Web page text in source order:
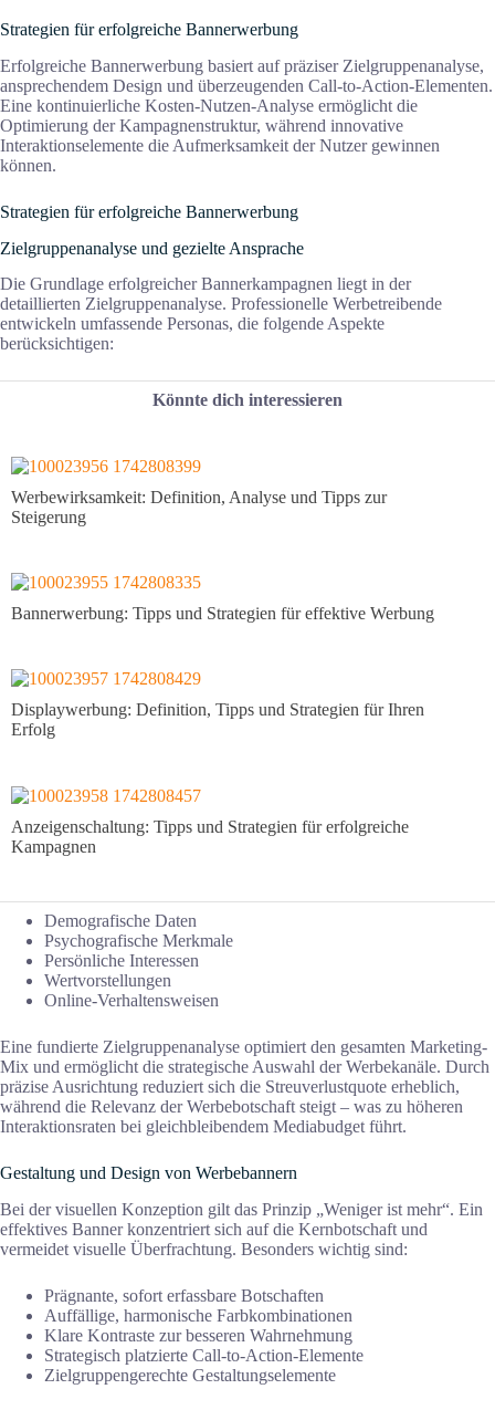
Strategien für erfolgreiche Bannerwerbung
Erfolgreiche Bannerwerbung basiert auf präziser Zielgruppenanalyse,
ansprechendem Design und überzeugenden Call-to-Action-Elementen.
Eine kontinuierliche Kosten-Nutzen-Analyse ermöglicht die
Optimierung der Kampagnenstruktur, während innovative
Interaktionselemente die Aufmerksamkeit der Nutzer gewinnen
können.
Strategien für erfolgreiche Bannerwerbung
Zielgruppenanalyse und gezielte Ansprache
Die Grundlage erfolgreicher Bannerkampagnen liegt in der
detaillierten Zielgruppenanalyse. Professionelle Werbetreibende
entwickeln umfassende Personas, die folgende Aspekte
berücksichtigen:
Könnte dich interessieren
Werbewirksamkeit: Definition, Analyse und Tipps zur
Steigerung
Bannerwerbung: Tipps und Strategien für effektive Werbung
Displaywerbung: Definition, Tipps und Strategien für Ihren
Erfolg
Anzeigenschaltung: Tipps und Strategien für erfolgreiche
Kampagnen
Demografische Daten
Psychografische Merkmale
Persönliche Interessen
Wertvorstellungen
Online-Verhaltensweisen
Eine fundierte Zielgruppenanalyse optimiert den gesamten Marketing-
Mix und ermöglicht die strategische Auswahl der Werbekanäle. Durch
präzise Ausrichtung reduziert sich die Streuverlustquote erheblich,
während die Relevanz der Werbebotschaft steigt – was zu höheren
Interaktionsraten bei gleichbleibendem Mediabudget führt.
Gestaltung und Design von Werbebannern
Bei der visuellen Konzeption gilt das Prinzip „Weniger ist mehr“. Ein
effektives Banner konzentriert sich auf die Kernbotschaft und
vermeidet visuelle Überfrachtung. Besonders wichtig sind:
Prägnante, sofort erfassbare Botschaften
Auffällige, harmonische Farbkombinationen
Klare Kontraste zur besseren Wahrnehmung
Strategisch platzierte Call-to-Action-Elemente
Zielgruppengerechte Gestaltungselemente